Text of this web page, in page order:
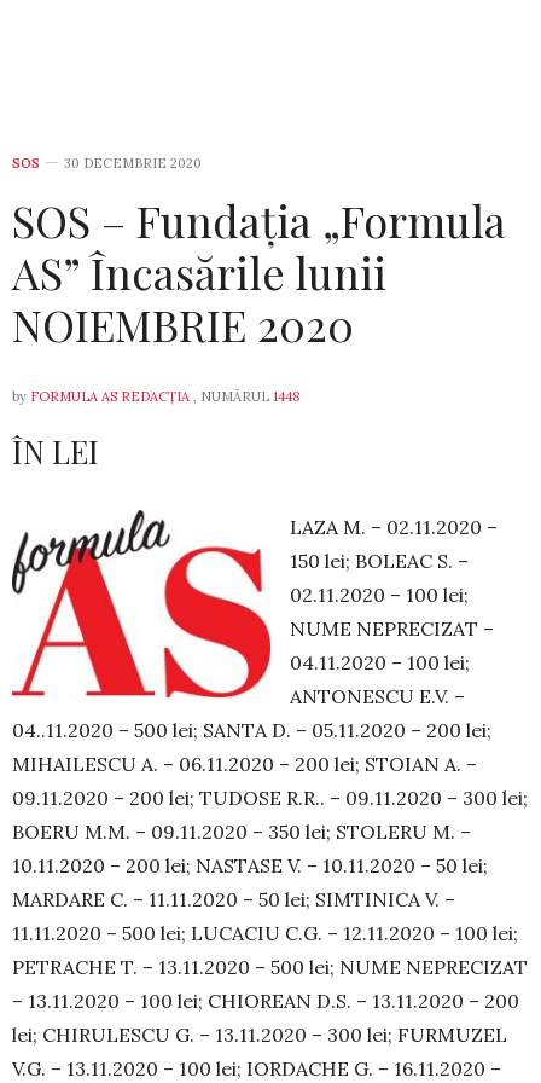
SOS 30 DECEMBRIE 2020
SOS – Fundația „Formula
AS” Încasările lunii
NOIEMBRIE 2020
by FORMULA AS REDACȚIA , NUMĂRUL 1448
ÎN LEI
LAZA M. – 02.11.2020 –
150 lei; BOLEAC S. –
02.11.2020 – 100 lei;
NUME NE­PRE­CI­ZAT –
04.11.2020 – 100 lei;
ANTONESCU E.V. –
04..11.2020 – 500 lei; SANTA D. – 05.11.2020 – 200 lei;
MIHAILESCU A. – 06.11.2020 – 200 lei; STOIAN A. –
09.11.2020 – 200 lei; TU­DOSE R.R.. – 09.11.2020 – 300 lei;
BOERU M.M. – 09.11.2020 – 350 lei; STOLERU M. –
10.11.2020 – 200 lei; NASTASE V. – 10.11.2020 – 50 lei;
MARDARE C. – 11.11.2020 – 50 lei; SIM­TINICA V. –
11.11.2020 – 500 lei; LU­CACIU C.G. – 12.11.2020 – 100 lei;
PE­TRA­CHE T. – 13.11.2020 – 500 lei; NUME NE­PRE­C­IZAT
– 13.11.2020 – 100 lei; CHIO­REAN D.S. – 13.11.2020 – 200
lei; CHI­RU­LESCU G. – 13.11.2020 – 300 lei; FUR­MU­ZEL
V.G. – 13.11.2020 – 100 lei; IORDACHE G. – 16.11.2020 –